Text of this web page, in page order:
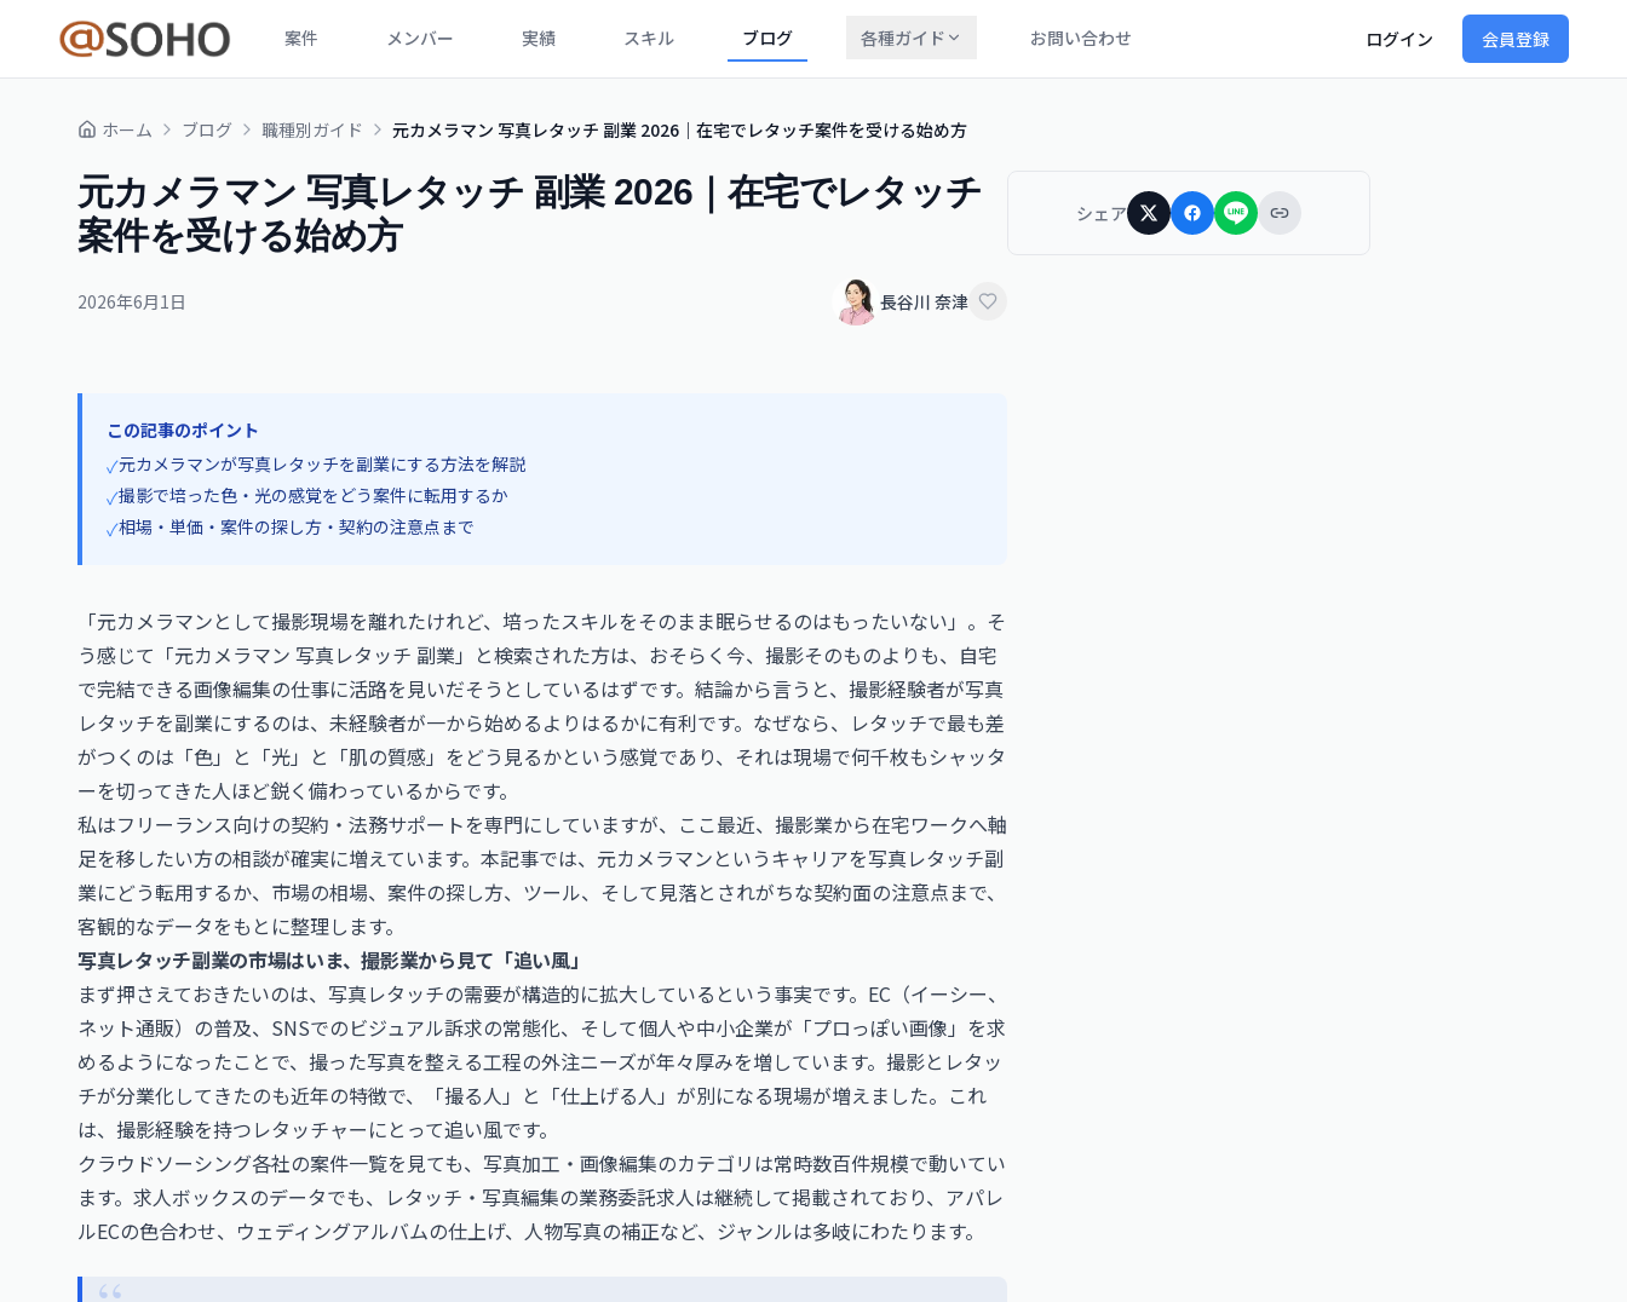
案件 メンバー 実績 スキル ブログ 各種ガイド お問い合わせ ログイン 会員登録
ホーム ブログ 職種別ガイド 元カメラマン 写真レタッチ 副業 2026｜在宅でレタッチ案件を受ける始め方
元カメラマン 写真レタッチ 副業 2026｜在宅でレタッチ
案件を受ける始め方
2026年6月1日 長谷川 奈津
この記事のポイント
✓元カメラマンが写真レタッチを副業にする方法を解説
✓撮影で培った色・光の感覚をどう案件に転用するか
✓相場・単価・案件の探し方・契約の注意点まで
「元カメラマンとして撮影現場を離れたけれど、培ったスキルをそのまま眠らせるのはもったいない」。そ
う感じて「元カメラマン 写真レタッチ 副業」と検索された方は、おそらく今、撮影そのものよりも、自宅
で完結できる画像編集の仕事に活路を見いだそうとしているはずです。結論から言うと、撮影経験者が写真
レタッチを副業にするのは、未経験者が一から始めるよりはるかに有利です。なぜなら、レタッチで最も差
がつくのは「色」と「光」と「肌の質感」をどう見るかという感覚であり、それは現場で何千枚もシャッタ
ーを切ってきた人ほど鋭く備わっているからです。
私はフリーランス向けの契約・法務サポートを専門にしていますが、ここ最近、撮影業から在宅ワークへ軸
足を移したい方の相談が確実に増えています。本記事では、元カメラマンというキャリアを写真レタッチ副
業にどう転用するか、市場の相場、案件の探し方、ツール、そして見落とされがちな契約面の注意点まで、
客観的なデータをもとに整理します。
写真レタッチ副業の市場はいま、撮影業から見て「追い風」
まず押さえておきたいのは、写真レタッチの需要が構造的に拡大しているという事実です。EC（イーシー、
ネット通販）の普及、SNSでのビジュアル訴求の常態化、そして個人や中小企業が「プロっぽい画像」を求
めるようになったことで、撮った写真を整える工程の外注ニーズが年々厚みを増しています。撮影とレタッ
チが分業化してきたのも近年の特徴で、「撮る人」と「仕上げる人」が別になる現場が増えました。これ
は、撮影経験を持つレタッチャーにとって追い風です。
クラウドソーシング各社の案件一覧を見ても、写真加工・画像編集のカテゴリは常時数百件規模で動いてい
ます。求人ボックスのデータでも、レタッチ・写真編集の業務委託求人は継続して掲載されており、アパレ
ルECの色合わせ、ウェディングアルバムの仕上げ、人物写真の補正など、ジャンルは多岐にわたります。
シェア